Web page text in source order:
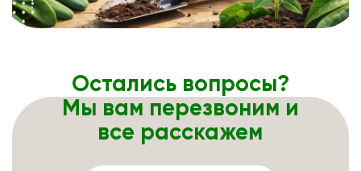
Остались вопросы?
Мы вам перезвоним и
все расскажем